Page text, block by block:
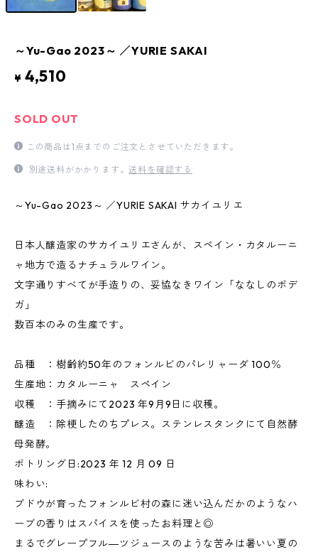
～Yu-Gao 2023～ ／YURIE SAKAI
¥ 4,510
SOLD OUT
この商品は1点までのご注文とさせていただきます。
別途送料がかかります。送料を確認する
～Yu-Gao 2023～ ／YURIE SAKAI サカイユリエ
日本人醸造家のサカイユリエさんが、スペイン・カタルーニ
ャ地方で造るナチュラルワイン。
文字通りすべてが手造りの、妥協なきワイン「ななしのボデ
ガ」
数百本のみの生産です。
品種 ：樹齢約50年のフォンルビのパレリャーダ 100％
生産地：カタルーニャ スペイン
収穫 ：手摘みにて2023 年9月9日に収穫。
醸造 ：除梗したのちプレス。ステンレスタンクにて自然酵
母発酵。
ボトリング日:2023 年 12 月 09 日
味わい:
ブドウが育ったフォンルビ村の森に迷い込んだかのようなハ
ーブの香りはスパイスを使ったお料理と◎
まるでグレープフル―ツジュースのような苦みは暑いい夏の